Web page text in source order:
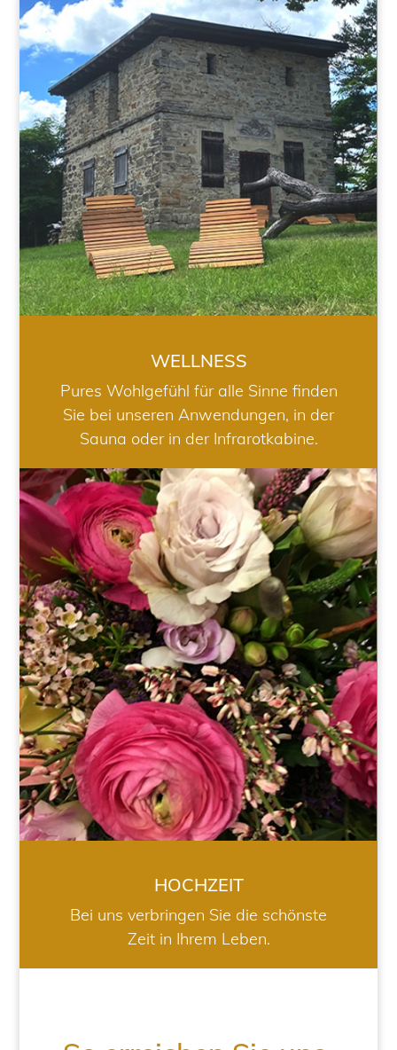
WELLNESS
WELLNESS
Pures Wohlgefühl für alle Sinne finden
Sie bei unseren Anwendungen, in der
Sauna oder in der Infrarotkabine.
HOCHZEIT
HOCHZEIT
Bei uns verbringen Sie die schönste
Zeit in Ihrem Leben.